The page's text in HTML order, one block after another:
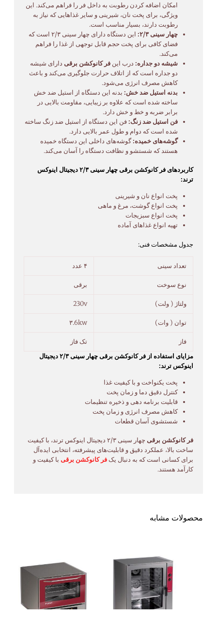
امکان اضافه کردن رطوبت به داخل فر را فراهم می‌کند. این
ویژگی، برای پخت نان، شیرینی و سایر غذاهایی که نیاز به
رطوبت دارند، بسیار مناسب است.
چهار سینی ۲/۳:
این دستگاه دارای چهار سینی ۲/۳ است که
فضای کافی برای پخت حجم قابل توجهی از غذا را فراهم
می‌کند.
شیشه دو جداره: درب اینفر کانوکشن برقی دارای شیشه
دو جداره است که از اتلاف حرارت جلوگیری می‌کند و باعث
کاهش مصرف انرژی می‌شود.
بدنه استیل ضد خش: بدنه این دستگاه از استیل ضد خش
ساخته شده است که علاوه بر زیبایی، مقاومت بالایی در
برابر ضربه و خط و خش دارد.
فن استیل ضد زنگ:فن این دستگاه از استیل ضد زنگ ساخته
شده است که دوام و طول عمر بالایی دارد.
گوشه‌های خمیده:گوشه‌های داخلی این دستگاه خمیده
هستند که شستشو و نظافت دستگاه را آسان می‌کند.
کاربردهای فر کانوکشن برقی چهار سینی ۲/۳ دیجیتال اینوکس
ترند:
پخت انواع نان و شیرینی
پخت انواع گوشت، مرغ و ماهی
پخت انواع سبزیجات
تهیه انواع غذاهای آماده
جدول مشخصات فنی:
تعداد سینی ۴ عدد
نوع سوخت برقی
ولتاژ ( ولت) 230v
توان ( وات) ۳.6kw
فاز
تک فاز
مزایای استفاده از فر کانوکشن برقی چهار سینی ۲/۳ دیجیتال
اینوکس ترند:
پخت یکنواخت و با کیفیت غذا
کنترل دقیق دما و زمان پخت
قابلیت برنامه دهی و ذخیره تنظیمات
کاهش مصرف انرژی و زمان پخت
شستشوی آسان قطعات
فر کانوکشن برقی
چهار سینی ۲/۳ دیجیتال اینوکس ترند، با کیفیت
ساخت بالا، عملکرد دقیق و قابلیت‌های پیشرفته، انتخابی ایده‌آل
برای کسانی است که به دنبال یک فر کانوکشن برقیبا کیفیت و
کارآمد هستند.
محصولات مشابه